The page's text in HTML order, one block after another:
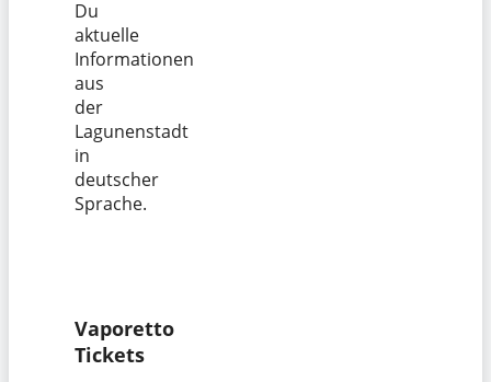
Du
aktuelle
Informationen
aus
der
Lagunenstadt
in
deutscher
Sprache.
Vaporetto
Tickets